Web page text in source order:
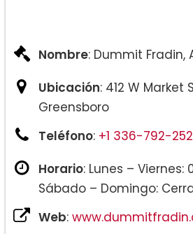
Nombre: Dummit Fradin,
Ubicación: 412 W Market
Greensboro
Teléfono: +1 336-792-
Horario: Lunes – Viernes:
Sábado – Domingo:
Web: